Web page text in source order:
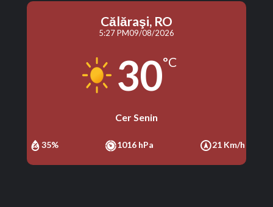
Călăraşi, RO
5:27 PM09/08/2026
30°C
Cer Senin
35% 1016 hPa 21 Km/h